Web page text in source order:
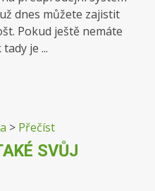
dnes můžete zajistit
Pokud ještě nemáte
je ...
> Přečíst
SVŮJ